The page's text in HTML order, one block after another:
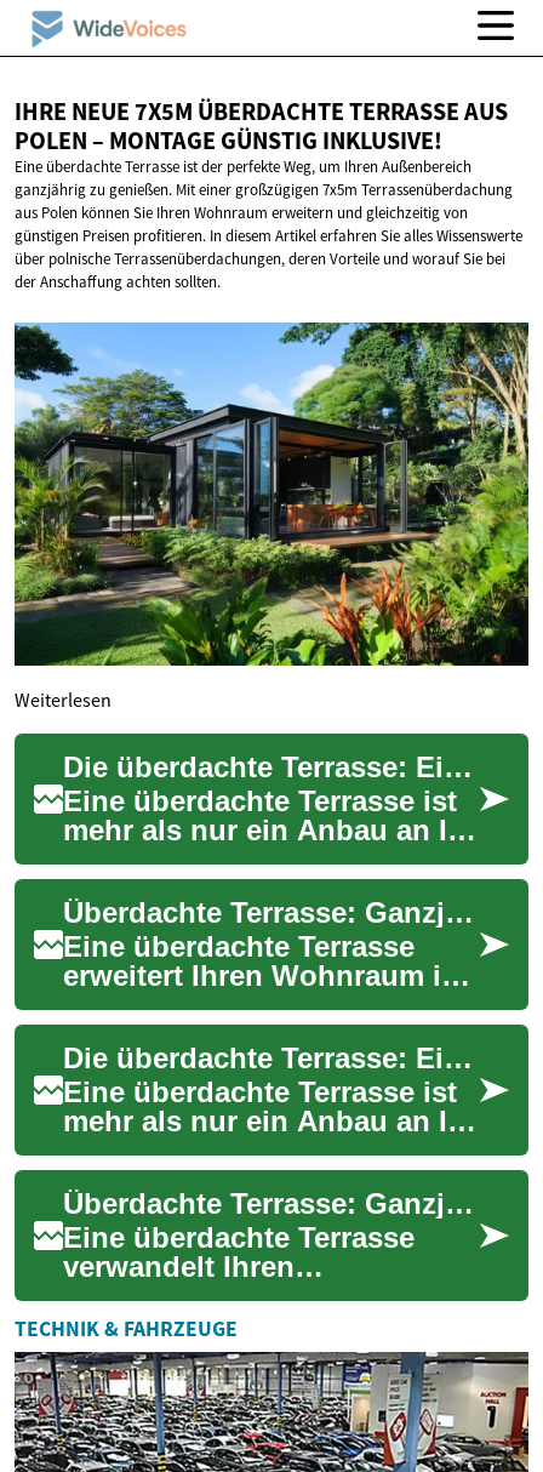
IHRE NEUE 7X5M ÜBERDACHTE TERRASSE AUS
POLEN – MONTAGE GÜNSTIG INKLUSIVE!
Eine überdachte Terrasse ist der perfekte Weg, um Ihren Außenbereich
ganzjährig zu genießen. Mit einer großzügigen 7x5m Terrassenüberdachung
aus Polen können Sie Ihren Wohnraum erweitern und gleichzeitig von
günstigen Preisen profitieren. In diesem Artikel erfahren Sie alles Wissenswerte
über polnische Terrassenüberdachungen, deren Vorteile und worauf Sie bei
der Anschaffung achten sollten.
Weiterlesen
Die überdachte Terrasse: Ein Ort der Entspannung für jede Jahreszeit
Eine überdachte Terrasse ist
mehr als nur ein Anbau an Ihr
Haus. Sie ist ein vielseitiger
Lebensraum, der Ihnen die
M...
Überdachte Terrasse: Ganzjähriger Komfort für Zuhause
Eine überdachte Terrasse
erweitert Ihren Wohnraum ins
Freie und macht
Gartenmomente
wetterunabhängig. Erfahren
Sie, w...
Die überdachte Terrasse: Ein Wohlfühlort für jede Jahreszeit
Eine überdachte Terrasse ist
mehr als nur ein Anbau an Ihr
Haus. Sie ist ein vielseitiger
Lebensraum, der Ihnen die
M...
Überdachte Terrasse: Ganzjähriger Wohnraum im Garten
Eine überdachte Terrasse
verwandelt Ihren
Außenbereich in ein
wetterfestes Wohnzimmer:
genießen Sie Frischluft,
gesch...
TECHNIK & FAHRZEUGE